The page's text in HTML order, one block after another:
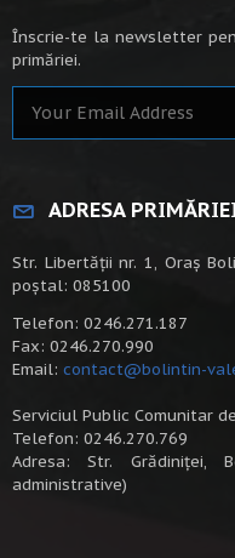
Înscrie-te la newsletter
primăriei.
ADRESA
Str. Libertății nr. 1, Oraș
poștal: 085100
Telefon: 0246.271.187
Fax: 0246.270.990
Email: contact@bolintin-
Serviciul Public Comunitar
Telefon: 0246.270.769
Adresa: Str. Grădiniței,
administrative)